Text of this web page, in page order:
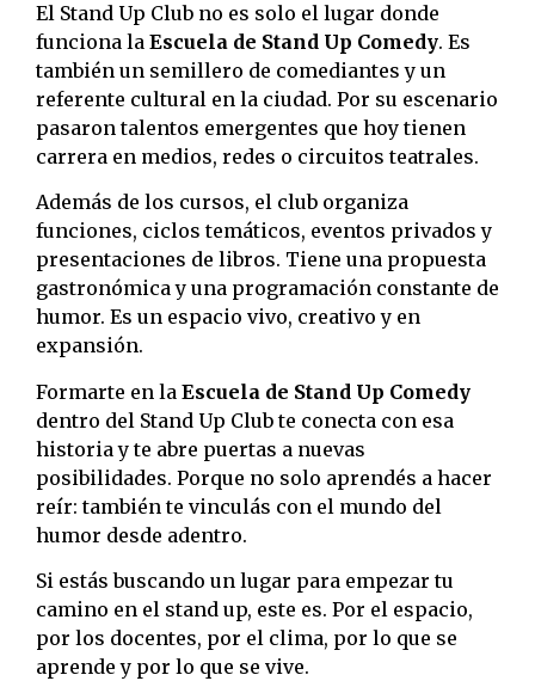
El Stand Up Club no es solo el lugar donde
funciona la Escuela de Stand Up Comedy. Es
también un semillero de comediantes y un
referente cultural en la ciudad. Por su escenario
pasaron talentos emergentes que hoy tienen
carrera en medios, redes o circuitos teatrales.
Además de los cursos, el club organiza
funciones, ciclos temáticos, eventos privados y
presentaciones de libros. Tiene una propuesta
gastronómica y una programación constante de
humor. Es un espacio vivo, creativo y en
expansión.
Formarte en la Escuela de Stand Up Comedy
dentro del Stand Up Club te conecta con esa
historia y te abre puertas a nuevas
posibilidades. Porque no solo aprendés a hacer
reír: también te vinculás con el mundo del
humor desde adentro.
Si estás buscando un lugar para empezar tu
camino en el stand up, este es. Por el espacio,
por los docentes, por el clima, por lo que se
aprende y por lo que se vive.